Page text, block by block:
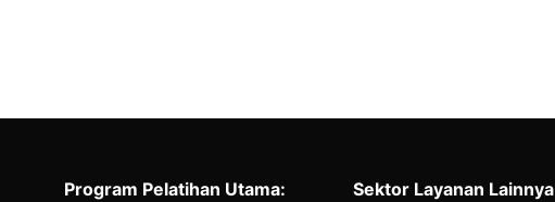
Program Pelatihan Utama:
Sektor Layanan Lainnya